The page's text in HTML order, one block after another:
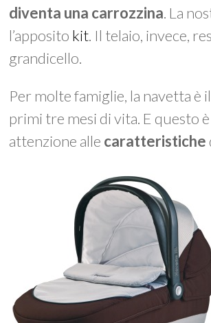
diventa una carrozzina. La
l’apposito kit. Il telaio, invece,
grandicello.
Per molte famiglie, la navetta è
primi tre mesi di vita. E questo
attenzione alle caratteristiche